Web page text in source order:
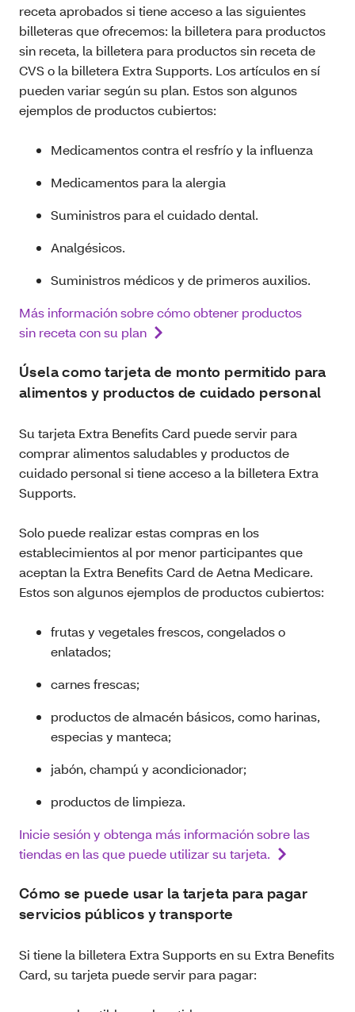
receta aprobados si tiene acceso a las siguientes
billeteras que ofrecemos: la billetera para productos
sin receta, la billetera para productos sin receta de
CVS o la billetera Extra Supports. Los artículos en sí
pueden variar según su plan. Estos son algunos
ejemplos de productos cubiertos:
Medicamentos contra el resfrío y la influenza
Medicamentos para la alergia
Suministros para el cuidado dental.
Analgésicos.
Suministros médicos y de primeros auxilios.
Más información sobre cómo obtener productos
sin receta con su plan
Úsela como tarjeta de monto permitido para
alimentos y productos de cuidado personal
Su tarjeta Extra Benefits Card puede servir para
comprar alimentos saludables y productos de
cuidado personal si tiene acceso a la billetera Extra
Supports.
Solo puede realizar estas compras en los
establecimientos al por menor participantes que
aceptan la Extra Benefits Card de Aetna Medicare.
Estos son algunos ejemplos de productos cubiertos:
frutas y vegetales frescos, congelados o
enlatados;
carnes frescas;
productos de almacén básicos, como harinas,
especias y manteca;
jabón, champú y acondicionador;
productos de limpieza.
Inicie sesión y obtenga más información sobre las
tiendas en las que puede utilizar su tarjeta.
Cómo se puede usar la tarjeta para pagar
servicios públicos y transporte
Si tiene la billetera Extra Supports en su Extra Benefits
Card, su tarjeta puede servir para pagar: